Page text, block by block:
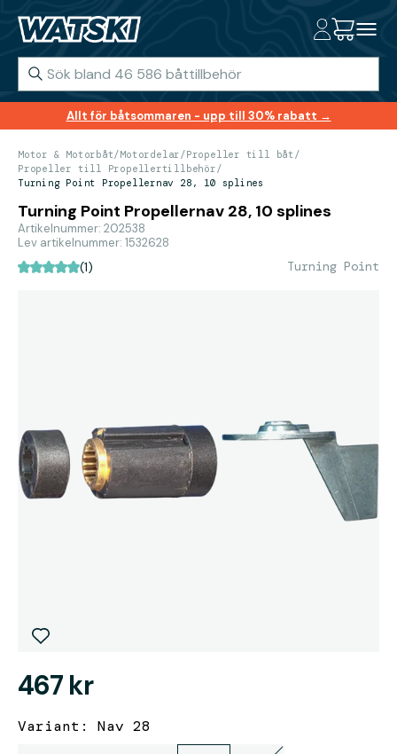
Allt för båtsommaren - upp till 30% rabatt →
Motor & Motorbåt/Motordelar/Propeller till båt /
Propeller till Propellertillbehör/
Turning Point Propellernav 28, 10 splines
Turning Point Propellernav 28, 10 splines
Artikelnummer: 202538
Lev artikelnummer: 1532628
(1) Turning Point
467 kr
Variant: Nav 28